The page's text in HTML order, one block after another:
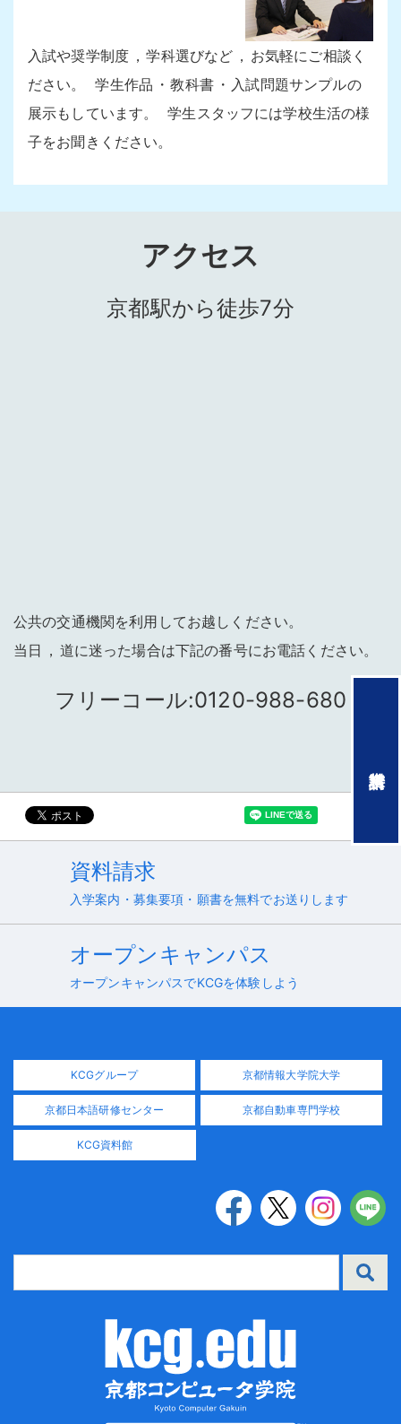
入試や奨学制度 ， 学科選びなど ， お気軽にご相談く
ださい。 学生作品 ・ 教科書 ・ 入試問題サンプルの
展示もしています。
学生スタッフには学校生活の様
子をお聞きください。
アクセス
京都駅から徒歩7分
公共の交通機関を利用してお越しください。
当日 ， 道に迷った場合は下記の番号にお電話ください。
フリーコール:0120-988-680
資料請求
入学案内・募集要項・願書を無料でお送りします
オープンキャンパス
オープンキャンパスでKCGを体験しよう
KCGグループ 京都情報大学院大学
京都日本語研修センター 京都自動車専門学校
KCG資料館